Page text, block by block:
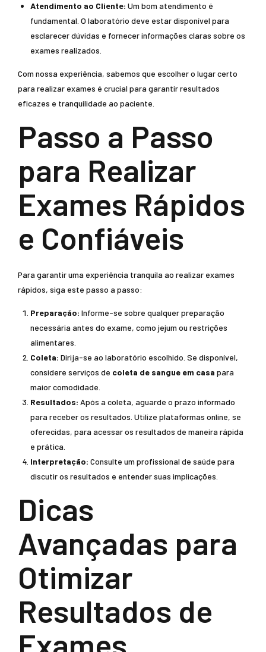
Atendimento ao Cliente: Um bom atendimento é
fundamental. O laboratório deve estar disponível para
esclarecer dúvidas e fornecer informações claras sobre os
exames realizados.
Com nossa experiência, sabemos que escolher o lugar certo
para realizar exames é crucial para garantir resultados
eficazes e tranquilidade ao paciente.
Passo a Passo
para Realizar
Exames Rápidos
e Confiáveis
Para garantir uma experiência tranquila ao realizar exames
rápidos, siga este passo a passo:
Preparação: Informe-se sobre qualquer preparação
necessária antes do exame, como jejum ou restrições
alimentares.
Coleta: Dirija-se ao laboratório escolhido. Se disponível,
considere serviços de coleta de sangue em casa para
maior comodidade.
Resultados: Após a coleta, aguarde o prazo informado
para receber os resultados. Utilize plataformas online, se
oferecidas, para acessar os resultados de maneira rápida
e prática.
Interpretação: Consulte um profissional de saúde para
discutir os resultados e entender suas implicações.
Dicas
Avançadas para
Otimizar
Resultados de
Exames